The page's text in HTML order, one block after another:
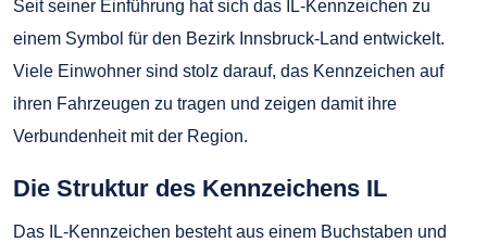
Seit seiner Einführung hat sich das IL-Kennzeichen zu
einem Symbol für den Bezirk Innsbruck-Land entwickelt.
Viele Einwohner sind stolz darauf, das Kennzeichen auf
ihren Fahrzeugen zu tragen und zeigen damit ihre
Verbundenheit mit der Region.
Die Struktur des Kennzeichens IL
Das IL-Kennzeichen besteht aus einem Buchstaben und